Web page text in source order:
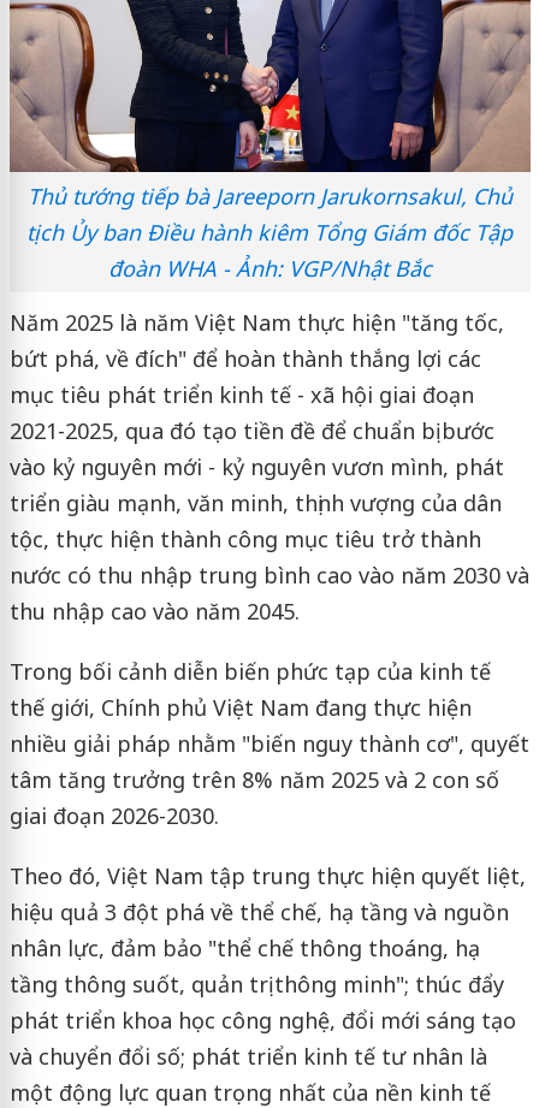
Thủ tướng tiếp bà Jareeporn Jarukornsakul, Chủ
tịch Ủy ban Điều hành kiêm Tổng Giám đốc Tập
đoàn WHA - Ảnh: VGP/Nhật Bắc
Năm 2025 là năm Việt Nam thực hiện "tăng tốc,
bứt phá, về đích" để hoàn thành thắng lợi các
mục tiêu phát triển kinh tế - xã hội giai đoạn
2021-2025, qua đó tạo tiền đề để chuẩn bị bước
vào kỷ nguyên mới - kỷ nguyên vươn mình, phát
triển giàu mạnh, văn minh, thịnh vượng của dân
tộc, thực hiện thành công mục tiêu trở thành
nước có thu nhập trung bình cao vào năm 2030 và
thu nhập cao vào năm 2045.
Trong bối cảnh diễn biến phức tạp của kinh tế
thế giới, Chính phủ Việt Nam đang thực hiện
nhiều giải pháp nhằm "biến nguy thành cơ", quyết
tâm tăng trưởng trên 8% năm 2025 và 2 con số
giai đoạn 2026-2030.
Theo đó, Việt Nam tập trung thực hiện quyết liệt,
hiệu quả 3 đột phá về thể chế, hạ tầng và nguồn
nhân lực, đảm bảo "thể chế thông thoáng, hạ
tầng thông suốt, quản trị thông minh"; thúc đẩy
phát triển khoa học công nghệ, đổi mới sáng tạo
và chuyển đổi số; phát triển kinh tế tư nhân là
một động lực quan trọng nhất của nền kinh tế